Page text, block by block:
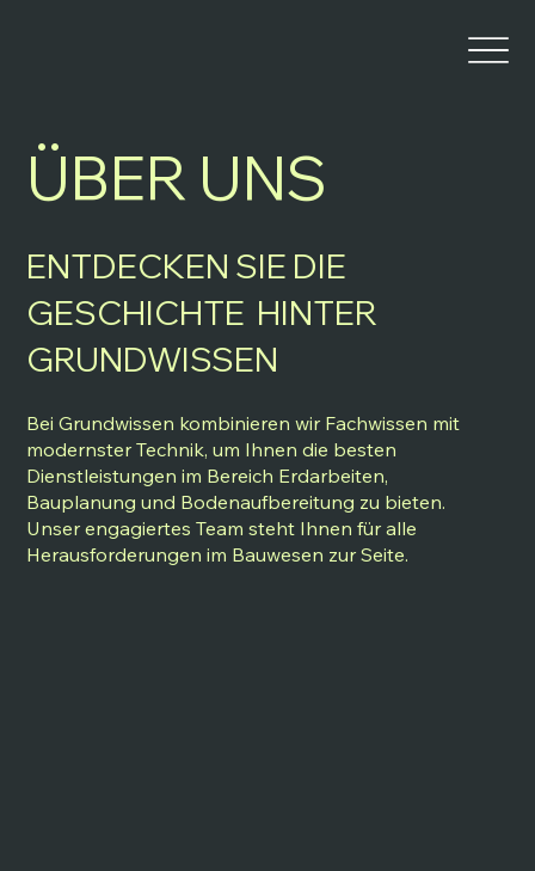
ÜBER UNS
ENTDECKEN SIE DIE
GESCHICHTE HINTER
GRUNDWISSEN
Bei Grundwissen kombinieren wir Fachwissen mit
modernster Technik, um Ihnen die besten
Dienstleistungen im Bereich Erdarbeiten,
Bauplanung und Bodenaufbereitung zu bieten.
Unser engagiertes Team steht Ihnen für alle
Herausforderungen im Bauwesen zur Seite.